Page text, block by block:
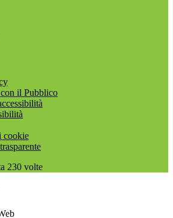
il Pubblico
cookie
230 volte